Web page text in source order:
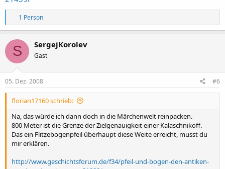
R
e
a
k
t
i
o
n
e
1 Person
S SergejKorolev
Gast
05. Dez. 2008 #6
florian17160 schrieb:
Na, das würde ich dann doch in die Märchenwelt reinpacken.
800 Meter ist die Grenze der Zielgenauigkeit einer Kalaschnikoff.
Das ein Flitzebogenpfeil überhaupt diese Weite erreicht, musst du
mir erklären.
http://www.geschichtsforum.de/f34/pfeil-und-bogen-den-antiken-